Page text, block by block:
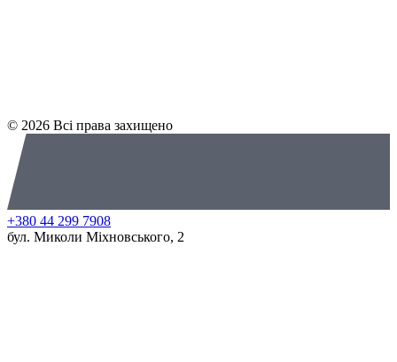
© 2026 Всі права захищено
+380 44 299 7908
бул. Миколи Міхновського, 2